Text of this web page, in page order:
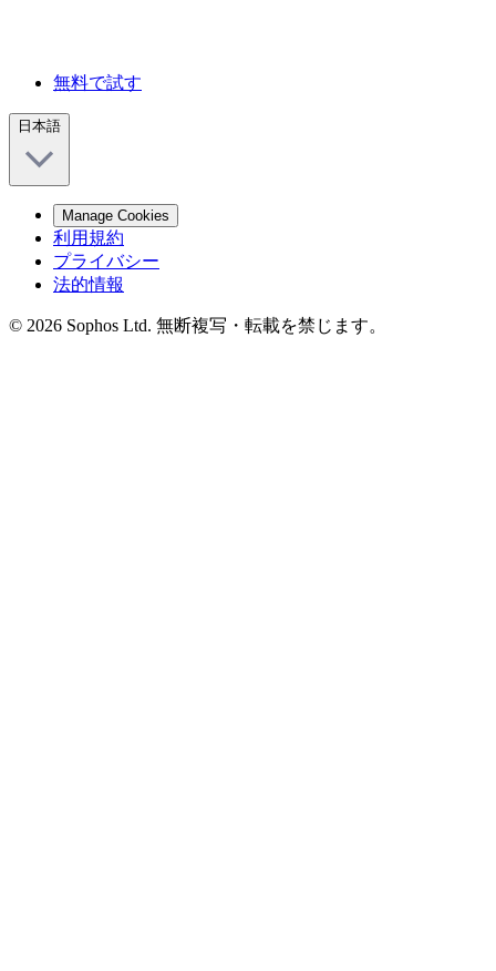
無料で試す
日本語
Manage Cookies
利用規約
プライバシー
法的情報
© 2026 Sophos Ltd. 無断複写・転載を禁じます。